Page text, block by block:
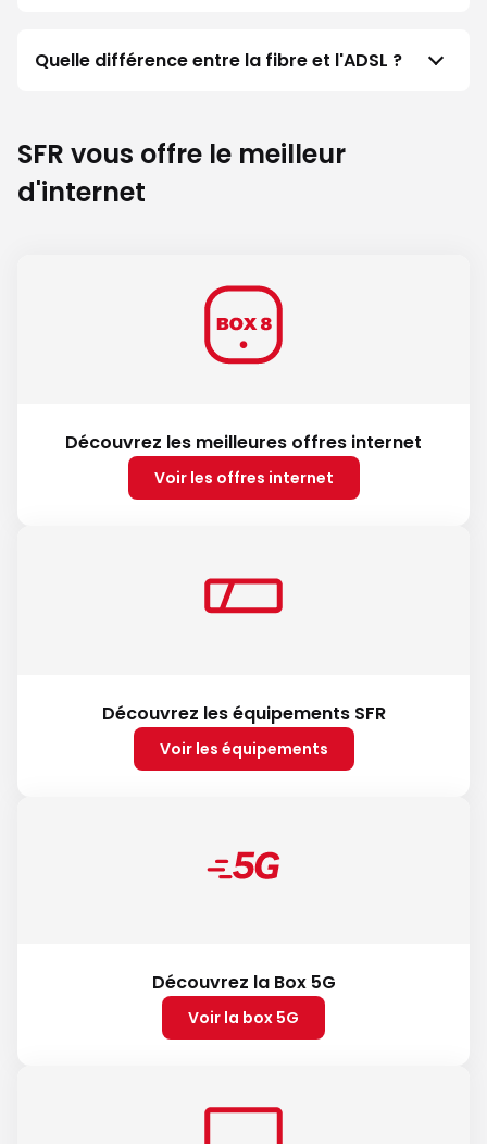
Quelle différence entre la fibre et l'ADSL ?
SFR vous offre le meilleur
d'internet
Découvrez les meilleures offres internet
Voir les offres internet
Découvrez les équipements SFR
Voir les équipements
Découvrez la Box 5G
Voir la box 5G